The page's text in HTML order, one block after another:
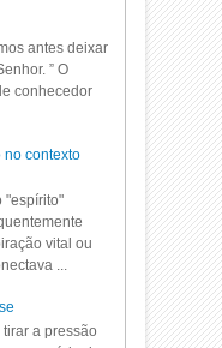
antes deixar
” O
conhecedor
no contexto
"espírito"
vital ou
...
a pressão